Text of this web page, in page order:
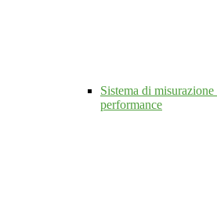
Sistema di
performance